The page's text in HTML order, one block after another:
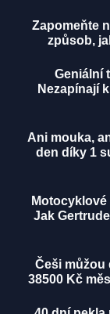
Zapomeňte
způsob,
Geniální
Nezapínají
Ani mouka,
den díky 1
Jak
Češi můžou
38500 Kč